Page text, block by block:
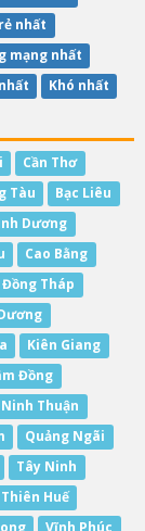
nhất
mạng nhất
Khó nhất
Cần Thơ
Tàu
Bạc Liêu
Dương
Cao Bằng
Đồng Tháp
Kiên Giang
Đồng
Ninh Thuận
Quảng Ngãi
Tây Ninh
Huế